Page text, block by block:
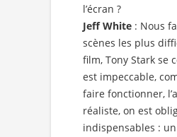
l’écran ?
Jeff White : Nous
scènes les plus
film, Tony Stark se
est impeccable,
faire fonctionner,
réaliste, on est
indispensables :